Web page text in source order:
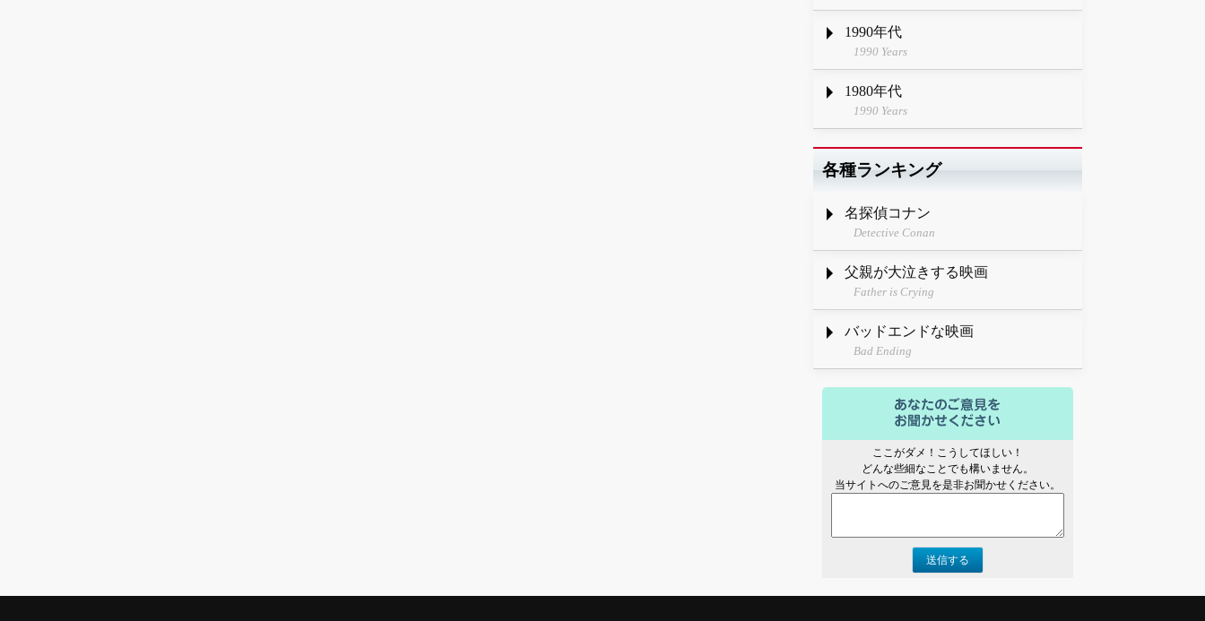
1990年代
1990 Years
1980年代
1990 Years
各種ランキング
名探偵コナン
Detective Conan
父親が大泣きする映画
Father is Crying
バッドエンドな映画
Bad Ending
ここがダメ！こうしてほしい！
どんな些細なことでも構いません。
当サイトへのご意見を是非お聞かせください。
送信する